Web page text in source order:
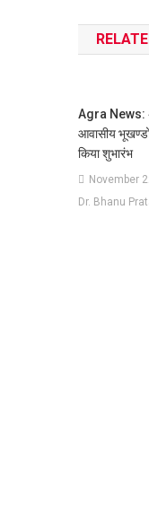
Agra News:
आवासीय
किया शुभारंभ
November
Dr. Bhanu